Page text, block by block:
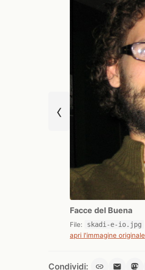
‹
Facce del Buena
File: skadi-e-io.jpg
apri l'immagine originale
Condividi: